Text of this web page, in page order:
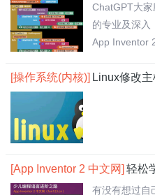
ChatGPT大
的专业及深入
App Inventor
[操作系统(内核)] Linux修改主
[App Inventor 2 中文网]
有没有想过自